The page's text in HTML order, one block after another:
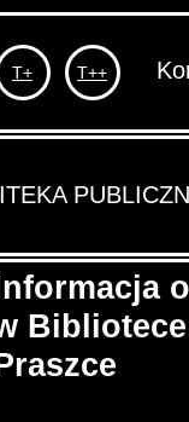
T+ T++